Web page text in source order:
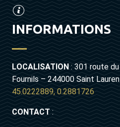
INFORMATIONS
LOCALISATION: 301 route
Fournils – 244000 Saint
45.0222889, 0.2881726
CONTACT: